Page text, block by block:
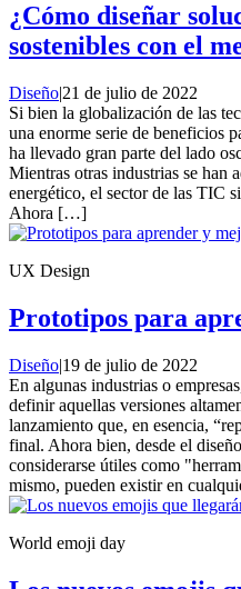
¿Cómo diseñar
sostenibles con el
Diseño|21 de julio de 2022
Si bien la globalización de las
una enorme serie de beneficios
ha llevado gran parte del lado
Mientras otras industrias se han
energético, el sector de las TIC
Ahora […]
UX Design
Prototipos para
Diseño|19 de julio de 2022
En algunas industrias o
definir aquellas versiones
lanzamiento que, en esencia,
final. Ahora bien, desde el
considerarse útiles como
mismo, pueden existir en
World emoji day